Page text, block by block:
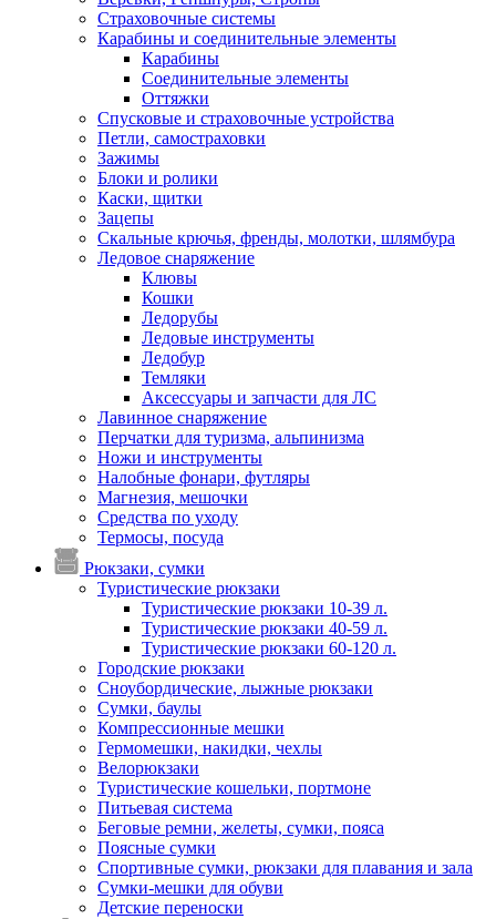
Страховочные системы
Карабины и соединительные элементы
Карабины
Соединительные элементы
Оттяжки
Спусковые и страховочные устройства
Петли, самостраховки
Зажимы
Блоки и ролики
Каски, щитки
Зацепы
Скальные крючья, френды, молотки, шлямбура
Ледовое снаряжение
Клювы
Кошки
Ледорубы
Ледовые инструменты
Ледобур
Темляки
Аксессуары и запчасти для ЛС
Лавинное снаряжение
Перчатки для туризма, альпинизма
Ножи и инструменты
Налобные фонари, футляры
Магнезия, мешочки
Средства по уходу
Термосы, посуда
Рюкзаки, сумки
Туристические рюкзаки
Туристические рюкзаки 10-39 л.
Туристические рюкзаки 40-59 л.
Туристические рюкзаки 60-120 л.
Городские рюкзаки
Сноубордические, лыжные рюкзаки
Сумки, баулы
Компрессионные мешки
Гермомешки, накидки, чехлы
Велорюкзаки
Туристические кошельки, портмоне
Питьевая система
Беговые ремни, желеты, сумки, пояса
Поясные сумки
Спортивные сумки, рюкзаки для плавания и зала
Сумки-мешки для обуви
Детские переноски